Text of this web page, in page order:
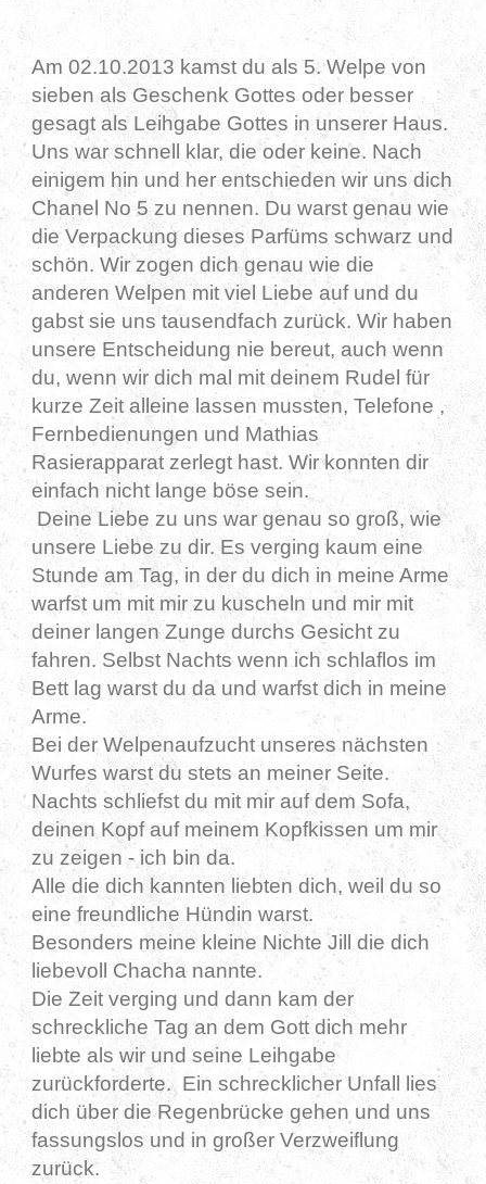
Am 02.10.2013 kamst du als 5. Welpe von
sieben als Geschenk Gottes oder besser
gesagt als Leihgabe Gottes in unserer Haus.
Uns war schnell klar, die oder keine. Nach
einigem hin und her entschieden wir uns dich
Chanel No 5 zu nennen. Du warst genau wie
die Verpackung dieses Parfüms schwarz und
schön. Wir zogen dich genau wie die
anderen Welpen mit viel Liebe auf und du
gabst sie uns tausendfach zurück. Wir haben
unsere Entscheidung nie bereut, auch wenn
du, wenn wir dich mal mit deinem Rudel für
kurze Zeit alleine lassen mussten, Telefone ,
Fernbedienungen und Mathias
Rasierapparat zerlegt hast. Wir konnten dir
einfach nicht lange böse sein.
Deine Liebe zu uns war genau so groß, wie
unsere Liebe zu dir. Es verging kaum eine
Stunde am Tag, in der du dich in meine Arme
warfst um mit mir zu kuscheln und mir mit
deiner langen Zunge durchs Gesicht zu
fahren. Selbst Nachts wenn ich schlaflos im
Bett lag warst du da und warfst dich in meine
Arme.
Bei der Welpenaufzucht unseres nächsten
Wurfes warst du stets an meiner Seite.
Nachts schliefst du mit mir auf dem Sofa,
deinen Kopf auf meinem Kopfkissen um mir
zu zeigen - ich bin da.
Alle die dich kannten liebten dich, weil du so
eine freundliche Hündin warst.
Besonders meine kleine Nichte Jill die dich
liebevoll Chacha nannte.
Die Zeit verging und dann kam der
schreckliche Tag an dem Gott dich mehr
liebte als wir und seine Leihgabe
zurückforderte. Ein schrecklicher Unfall lies
dich über die Regenbrücke gehen und uns
fassungslos und in großer Verzweiflung
zurück.